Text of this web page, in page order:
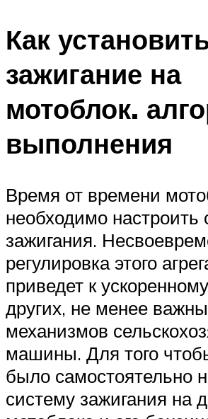
Как
зажигание на
мотоблок.
выполнения
Время от времени
необходимо настроить
зажигания.
регулировка этого
приведет к
других, не менее
механизмов
машины. Для того
было самостоятельно
систему зажигания на